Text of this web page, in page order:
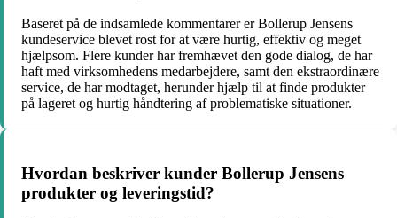
Baseret på de indsamlede kommentarer er Bollerup Jensens
kundeservice blevet rost for at være hurtig, effektiv og meget
hjælpsom. Flere kunder har fremhævet den gode dialog, de har
haft med virksomhedens medarbejdere, samt den ekstraordinære
service, de har modtaget, herunder hjælp til at finde produkter
på lageret og hurtig håndtering af problematiske situationer.
Hvordan beskriver kunder Bollerup Jensens
produkter og leveringstid?